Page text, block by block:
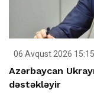
06 Avqust 2026 15:15
Azərbaycan
dəstəkləyir